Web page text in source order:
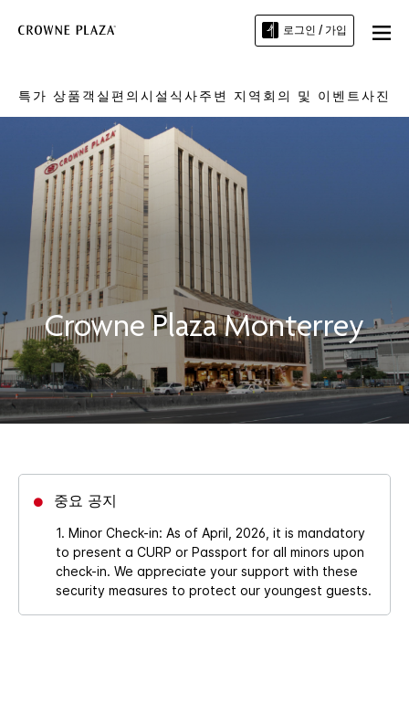
로그인 / 가입
특가 상품 객실 편의시설 식사주변 지역 회의 및 이벤트 사진
Crowne Plaza Monterrey
중요 공지
1. Minor Check-in: As of April, 2026, it is mandatory
to present a CURP or Passport for all minors upon
check-in. We appreciate your support with these
security measures to protect our youngest guests.